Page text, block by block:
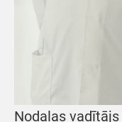
Nodaļas vadītājs